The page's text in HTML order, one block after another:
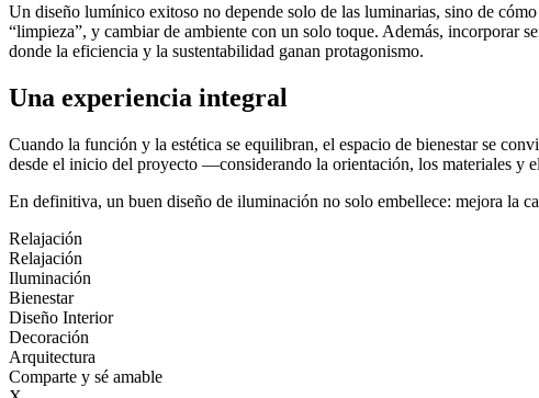
Un diseño lumínico exitoso no depende solo de las luminarias, sino de
“limpieza”, y cambiar de ambiente con un solo toque. Además, incorporar
donde la eficiencia y la sustentabilidad ganan protagonismo.
Una experiencia integral
Cuando la función y la estética se equilibran, el espacio de bienestar se
desde el inicio del proyecto —considerando la orientación, los materiales y
En definitiva, un buen diseño de iluminación no solo embellece: mejora la
Relajación
Relajación
Iluminación
Bienestar
Diseño Interior
Decoración
Arquitectura
Comparte y sé amable